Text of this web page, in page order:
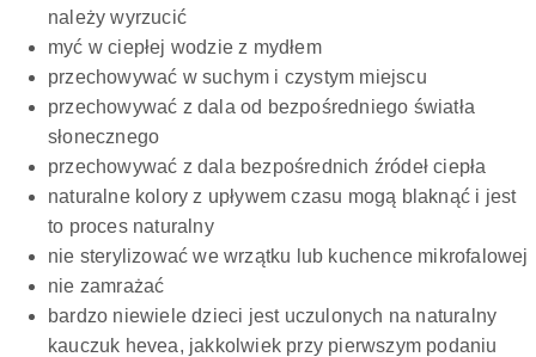
należy wyrzucić
myć w ciepłej wodzie z mydłem
przechowywać w suchym i czystym miejscu
przechowywać z dala od bezpośredniego światła
słonecznego
przechowywać z dala bezpośrednich źródeł ciepła
naturalne kolory z upływem czasu mogą blaknąć i jest
to proces naturalny
nie sterylizować we wrzątku lub kuchence mikrofalowej
nie zamrażać
bardzo niewiele dzieci jest uczulonych na naturalny
kauczuk hevea, jakkolwiek przy pierwszym podaniu